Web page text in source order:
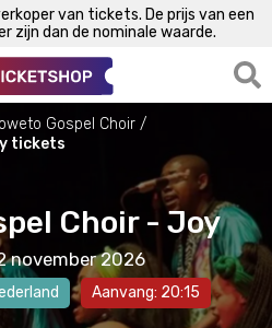
van tickets. De prijs van een
zijn dan de nominale waarde.
Gospel Choir
tickets
Choir - Joy
november 2026
Aanvang: 20:15